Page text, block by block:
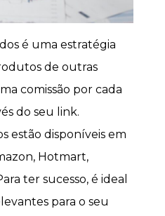
é uma estratégia
de outras
comissão por cada
do seu link.
estão disponíveis em
Hotmart,
ter sucesso, é ideal
para o seu